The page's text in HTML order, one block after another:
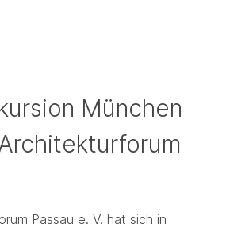
München
Passau e. V. hat sich in